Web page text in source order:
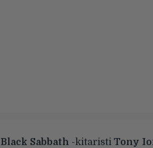
Black Sabbath -kitaristi Tony